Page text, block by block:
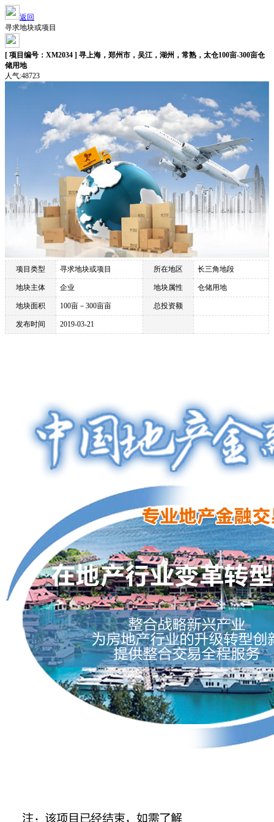
返回
寻求地块或项目
[ 项目编号：XM2034 ] 寻上海，郑州市，吴江，湖州，常熟，太仓100亩-300亩仓
储用地
人气:48723
项目类型 寻求地块或项目 所在地区 长三角地段
地块主体 企业 地块属性 仓储用地
地块面积 100亩－300亩亩 总投资额
发布时间 2019-03-21